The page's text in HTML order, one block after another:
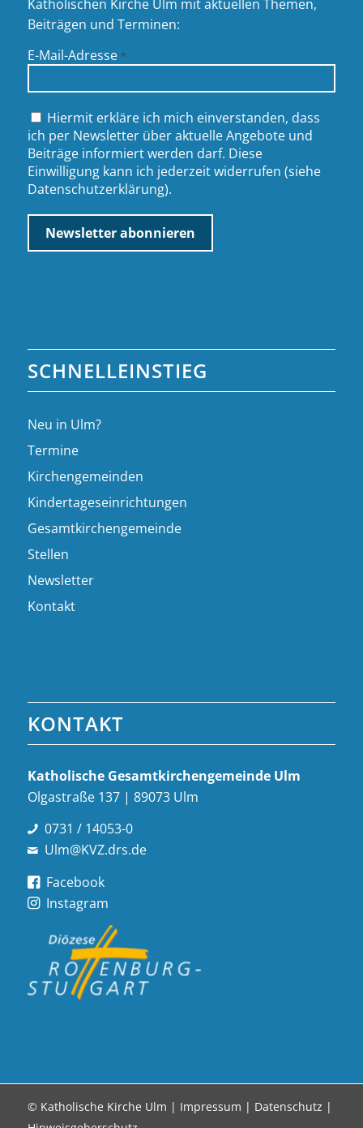
Katholischen Kirche Ulm mit aktuellen Themen,
Beiträgen und Terminen:
E-Mail-Adresse *
Hiermit erkläre ich mich einverstanden, dass
ich per Newsletter über aktuelle Angebote und
Beiträge informiert werden darf. Diese
Einwilligung kann ich jederzeit widerrufen (siehe
Datenschutzerklärung).
SCHNELLEINSTIEG
Neu in Ulm?
Termine
Kirchengemeinden
Kindertageseinrichtungen
Gesamtkirchengemeinde
Stellen
Newsletter
Kontakt
KONTAKT
Katholische Gesamt­kirchen­gemeinde Ulm
Olgastraße 137 | 89073 Ulm
0731 / 14053-0
Ulm@KVZ.drs.de
Facebook
Instagram
© Katholische Kirche Ulm | Impressum | Datenschutz |